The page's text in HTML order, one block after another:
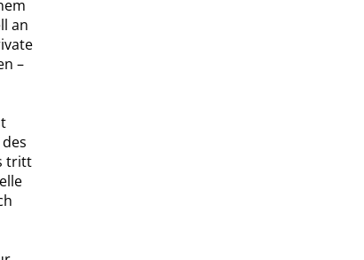
an
–
tritt